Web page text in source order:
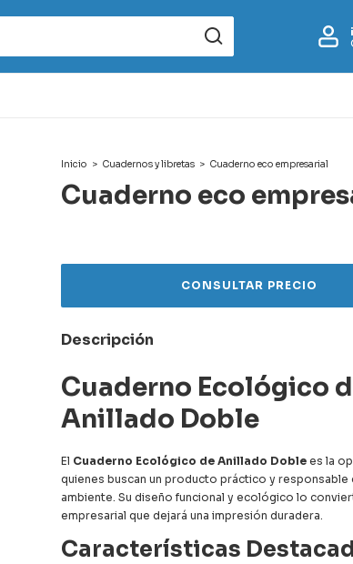
Inicio > Cuadernos y libretas > Cuaderno eco empresarial
Cuaderno eco
Descripción
Cuaderno Ecológico
Anillado Doble
El Cuaderno Ecológico de Anillado Doble es la
quienes buscan un producto práctico y responsable
ambiente. Su diseño funcional y ecológico lo
empresarial que dejará una impresión duradera.
Características